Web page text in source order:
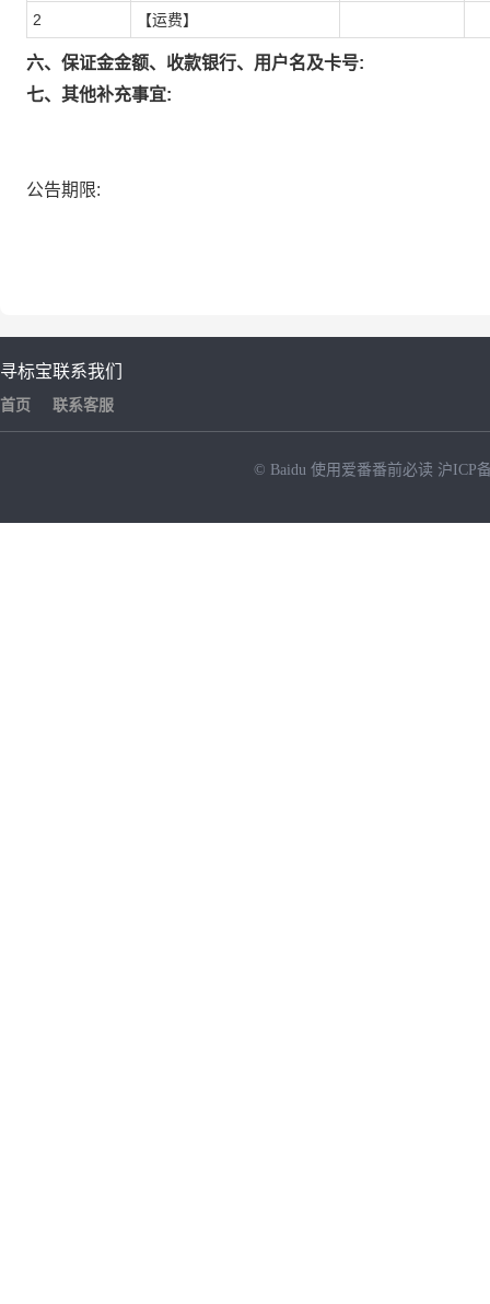
2 【运费】
六、保证金金额、收款银行、用户名及卡号:
七、其他补充事宜:
公告期限:
寻标宝
首页
联系我们
联系客服
© Baidu 使用爱番番前必读 沪ICP